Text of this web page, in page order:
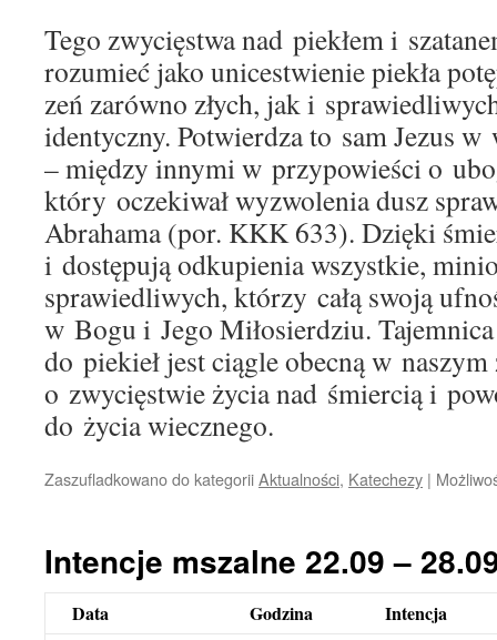
Tego zwycięstwa nad piekłem i
rozumieć jako unicestwienie piekła
zeń zarówno złych, jak i
identyczny. Potwierdza to sam Jezus
– między innymi w przypowieści o
który oczekiwał wyzwolenia dusz
Abrahama (por. KKK 633). Dzięki
i dostępują odkupienia wszystkie,
sprawiedliwych, którzy całą swoją
w Bogu i Jego Miłosierdziu. Tajemnica
do piekieł jest ciągle obecną w
o zwycięstwie życia nad śmiercią i
do życia wiecznego.
Zaszufladkowano do kategoriiAktualności, Katechezy |
Intencje mszalne 22.09 –
Data Godzina
Intencja